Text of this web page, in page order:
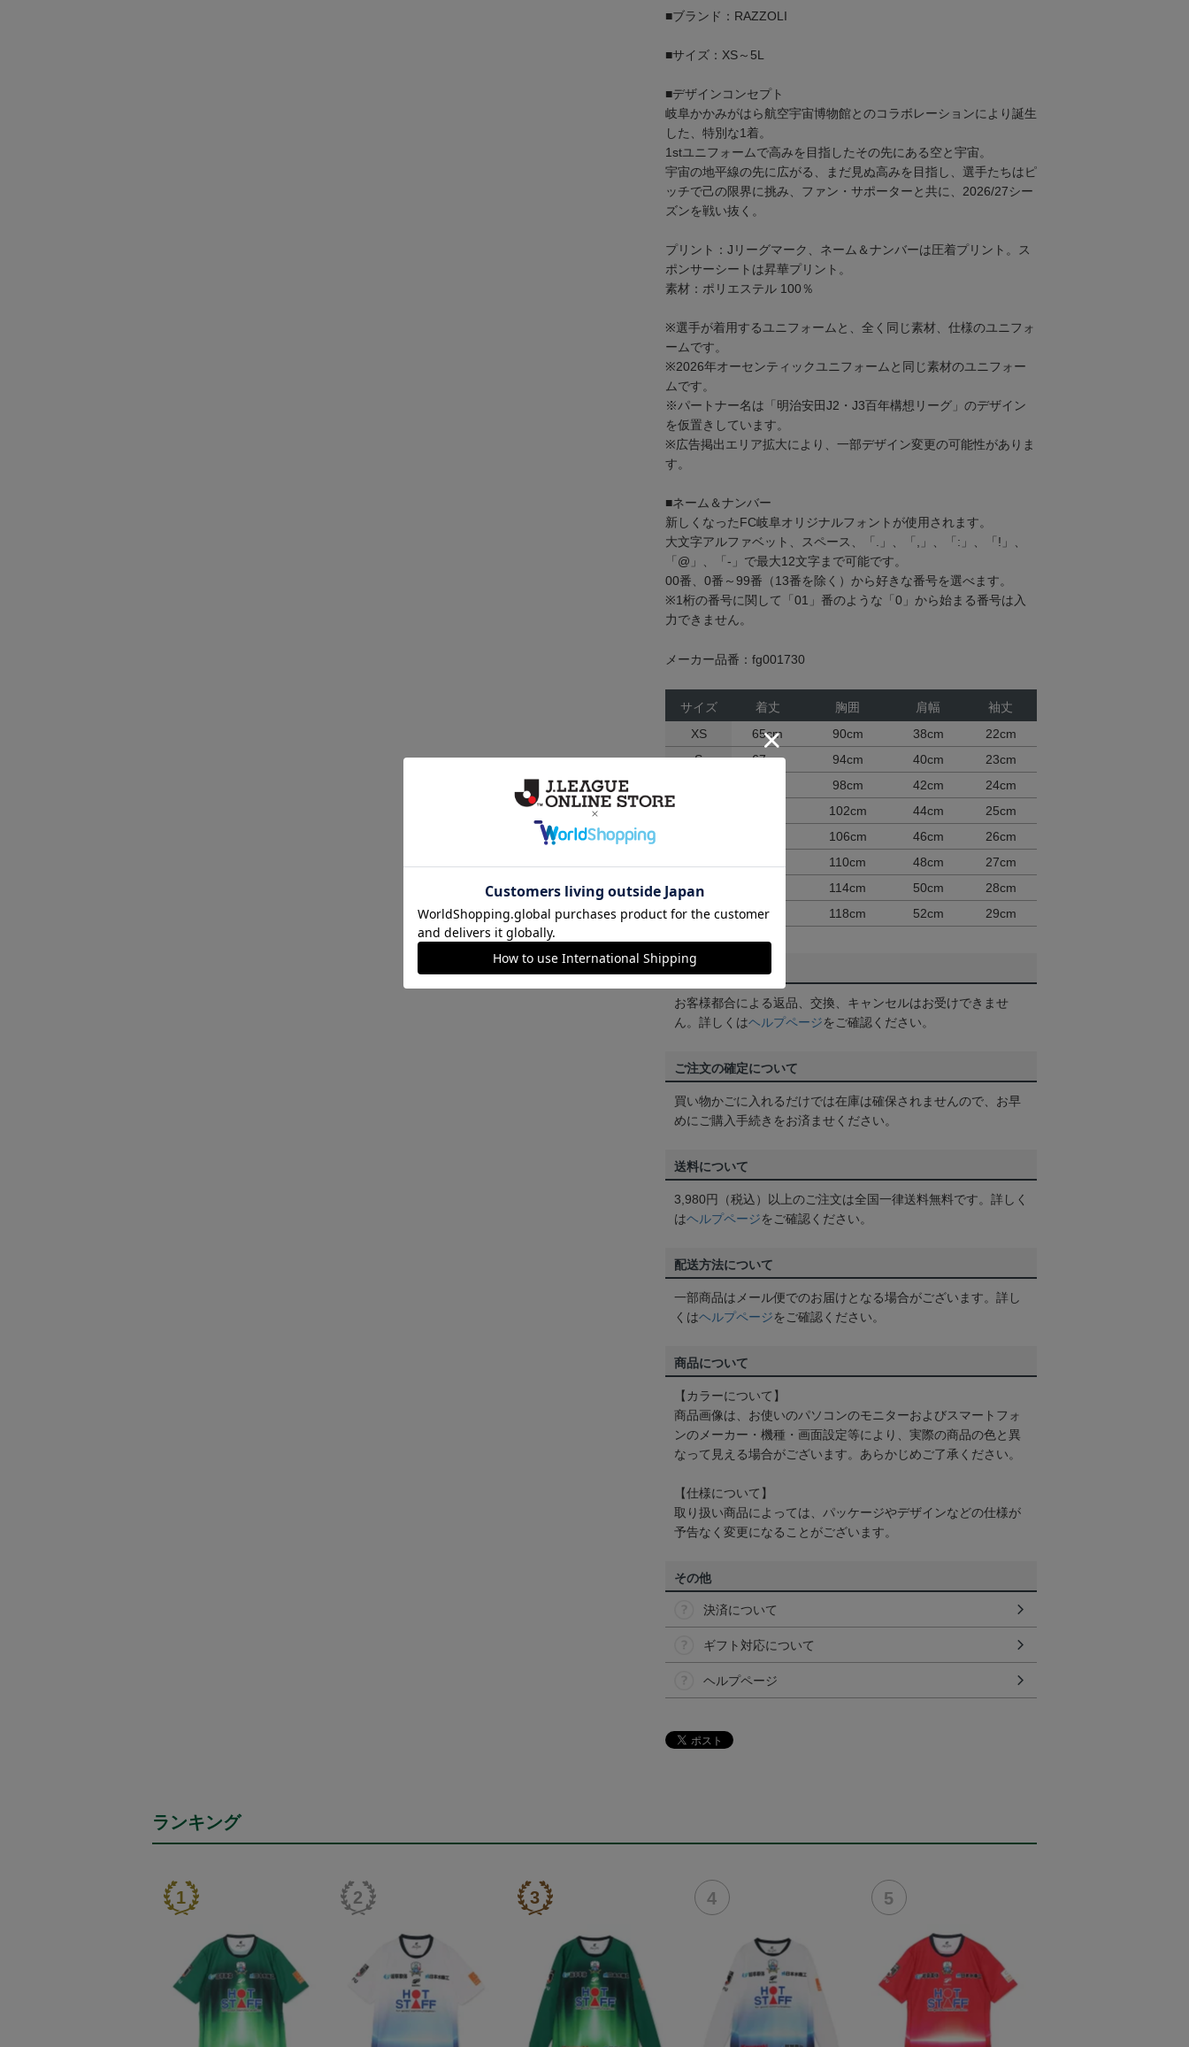
■ブランド：RAZZOLI
■サイズ：XS～5L
■デザインコンセプト
岐阜かかみがはら航空宇宙博物館とのコラボレーションにより誕生
した、特別な1着。
1stユニフォームで高みを目指したその先にある空と宇宙。
宇宙の地平線の先に広がる、まだ見ぬ高みを目指し、選手たちはピ
ッチで己の限界に挑み、ファン・サポーターと共に、2026/27シー
ズンを戦い抜く。
プリント：Jリーグマーク、ネーム＆ナンバーは圧着プリント。ス
ポンサーシートは昇華プリント。
素材：ポリエステル 100％
※選手が着用するユニフォームと、全く同じ素材、仕様のユニフォ
ームです。
※2026年オーセンティックユニフォームと同じ素材のユニフォー
ムです。
※パートナー名は「明治安田J2・J3百年構想リーグ」のデザイン
を仮置きしています。
※広告掲出エリア拡大により、一部デザイン変更の可能性がありま
す。
■ネーム＆ナンバー
新しくなったFC岐阜オリジナルフォントが使用されます。
大文字アルファベット、スペース、「.」、「,」、「:」、「!」、
「@」、「-」で最大12文字まで可能です。
00番、0番～99番（13番を除く）から好きな番号を選べます。
※1桁の番号に関して「01」番のような「0」から始まる番号は入
力できません。
メーカー品番：fg001730
サイズ 着丈 胸囲 肩幅
袖丈
XS
65cm 90cm 38cm
22cm
S
67cm 94cm 40cm
23cm
98cm 42cm
24cm
102cm 44cm
25cm
106cm 46cm
26cm
110cm 48cm
27cm
4L
114cm 50cm
28cm
5L
79cm 118cm 52cm 29cm
返品・交換について
お客様都合による返品、交換、キャンセルはお受けできませ
ん。詳しくはヘルプページをご確認ください。
ご注文の確定について
買い物かごに入れるだけでは在庫は確保されませんので、お早
めにご購入手続きをお済ませください。
送料について
3,980円（税込）以上のご注文は全国一律送料無料です。詳しく
はヘルプページをご確認ください。
配送方法について
一部商品はメール便でのお届けとなる場合がございます。詳し
くはヘルプページをご確認ください。
商品について
【カラーについて】
商品画像は、お使いのパソコンのモニターおよびスマートフォ
ンのメーカー・機種・画面設定等により、実際の商品の色と異
なって見える場合がございます。あらかじめご了承ください。
【仕様について】
取り扱い商品によっては、パッケージやデザインなどの仕様が
予告なく変更になることがございます。
その他
決済について
ギフト対応について
ヘルプページ
ランキング